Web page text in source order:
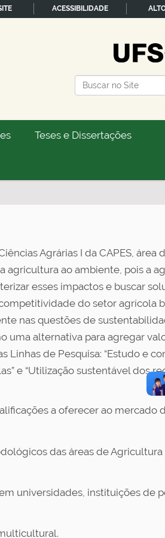
ACESSIBILIDADE
Teses e Dissertações
Agrárias I da CAPES, área
agricultura ao ambiente, pois a
esses impactos e buscar
do setor agrícola
nas questões de
uma alternativa para agregar
de Pesquisa: “Estudo e
e “Utilização sustentável dos
a oferecer ao mercado
das áreas de Agricultura
universidades, instituições de